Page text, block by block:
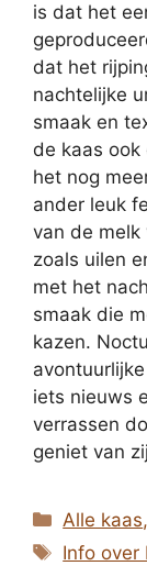
is dat het
dat het
nachtelijke
smaak en
de kaas
het nog
ander leuk
van de
zoals uilen
met het
smaak die
kazen.
iets nieuws
verrassen
geniet van
Alle kaas,
Tags
Info over